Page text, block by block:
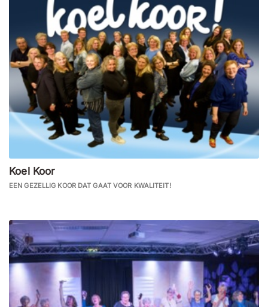
Koel Koor
EEN GEZELLIG KOOR DAT GAAT VOOR KWALITEIT!